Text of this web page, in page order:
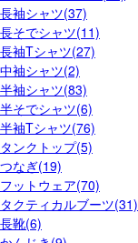
長袖シャツ(37)
長そでシャツ(11)
長袖Tシャツ(27)
中袖シャツ(2)
半袖シャツ(83)
半そでシャツ(6)
半袖Tシャツ(76)
タンクトップ(5)
つなぎ(19)
フットウェア(70)
タクティカルブーツ(31)
長靴(6)